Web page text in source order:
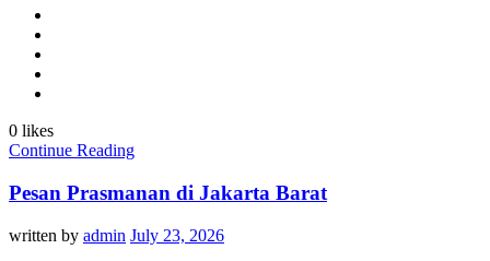
0 likes
Continue Reading
Pesan Prasmanan di Jakarta Barat
written by admin July 23, 2026